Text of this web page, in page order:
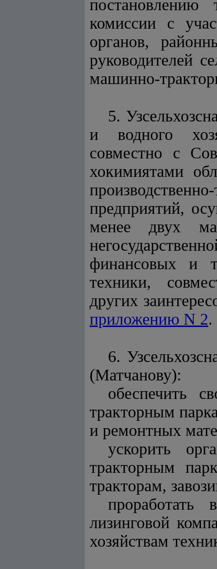
комиссии с
органов,
руководителей
машинно-
5.
и водного
совместно с
хокимиятами
предприятий,
менее двух
финансовых и
техники,
других
приложению N 2.
6.
(Матчанову):
обеспечить
тракторным
и ремонтных
ускорить
тракторным
тракторам,
лизинговой
хозяйствам